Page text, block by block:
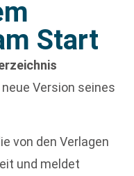
Start
neue Version seines
von den Verlagen
und meldet